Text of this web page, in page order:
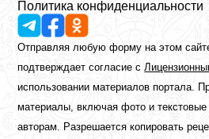
Политика конфиденциальности
Отправляя любую форму на этом
подтверждает согласие с
использовании материалов портала.
материалы, включая фото и
авторам. Разрешается копировать